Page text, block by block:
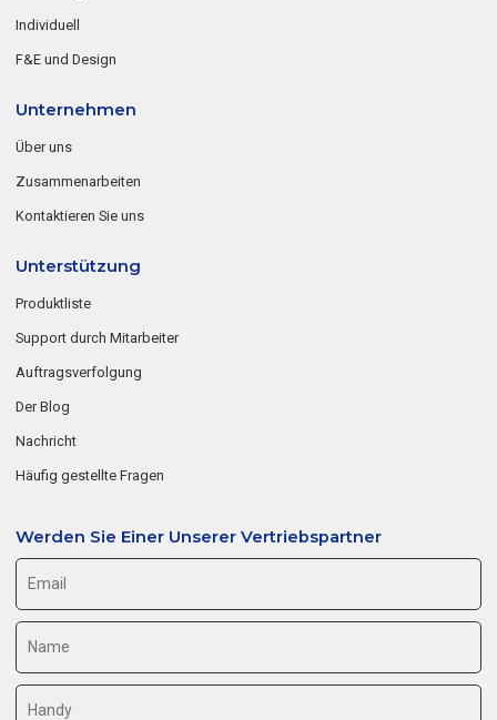
Individuell
F&E und Design
Unternehmen
Über uns
Zusammenarbeiten
Kontaktieren Sie uns
Unterstützung
Produktliste
Support durch Mitarbeiter
Auftragsverfolgung
Der Blog
Nachricht
Häufig gestellte Fragen
Werden Sie Einer Unserer Vertriebspartner